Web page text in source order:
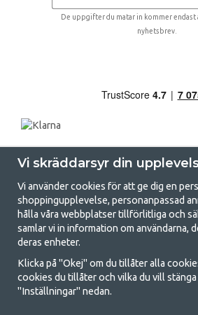
De uppgifter du matar in kommer endast
nyhetsbrev.
GetCamping.se - Din
och uteliv
Att campa kan antingen vara en livsstil eller
för ett gemensamt äventyr. Oavsett vilken
Vi skräddarsyr din
Vi använder cookies för att ge dig en
shoppingupplevelse, personanpassad
hålla våra webbplatser tillförlitliga och
samlar vi in information om användarna,
deras enheter.
Klicka på "Okej" om du tillåter alla
cookies du tillåter och vilka du vill stänga
"Inställningar" nedan.